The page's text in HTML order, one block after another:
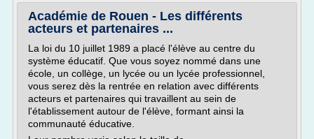
Académie de Rouen - Les différents
acteurs et partenaires ...
La loi du 10 juillet 1989 a placé l'élève au centre du
système éducatif. Que vous soyez nommé dans une
école, un collège, un lycée ou un lycée professionnel,
vous serez dès la rentrée en relation avec différents
acteurs et partenaires qui travaillent au sein de
l'établissement autour de l'élève, formant ainsi la
communauté éducative.